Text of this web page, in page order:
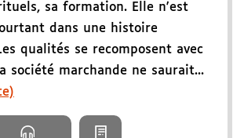
sa formation. Elle n'est
dans une histoire
qualités se recomposent avec
société marchande ne saurait...